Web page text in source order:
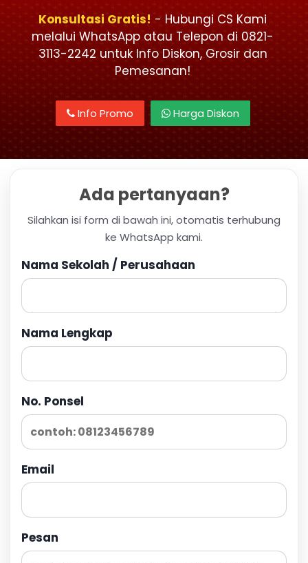
Konsultasi Gratis! - Hubungi CS Kami
melalui WhatsApp atau Telepon di 0821-
3113-2242 untuk Info Diskon, Grosir dan
Pemesanan!
Info Promo Harga Diskon
Ada pertanyaan?
Silahkan isi form di bawah ini, otomatis terhubung
ke WhatsApp kami.
Nama Sekolah / Perusahaan
Nama Lengkap
No. Ponsel
Email
Pesan